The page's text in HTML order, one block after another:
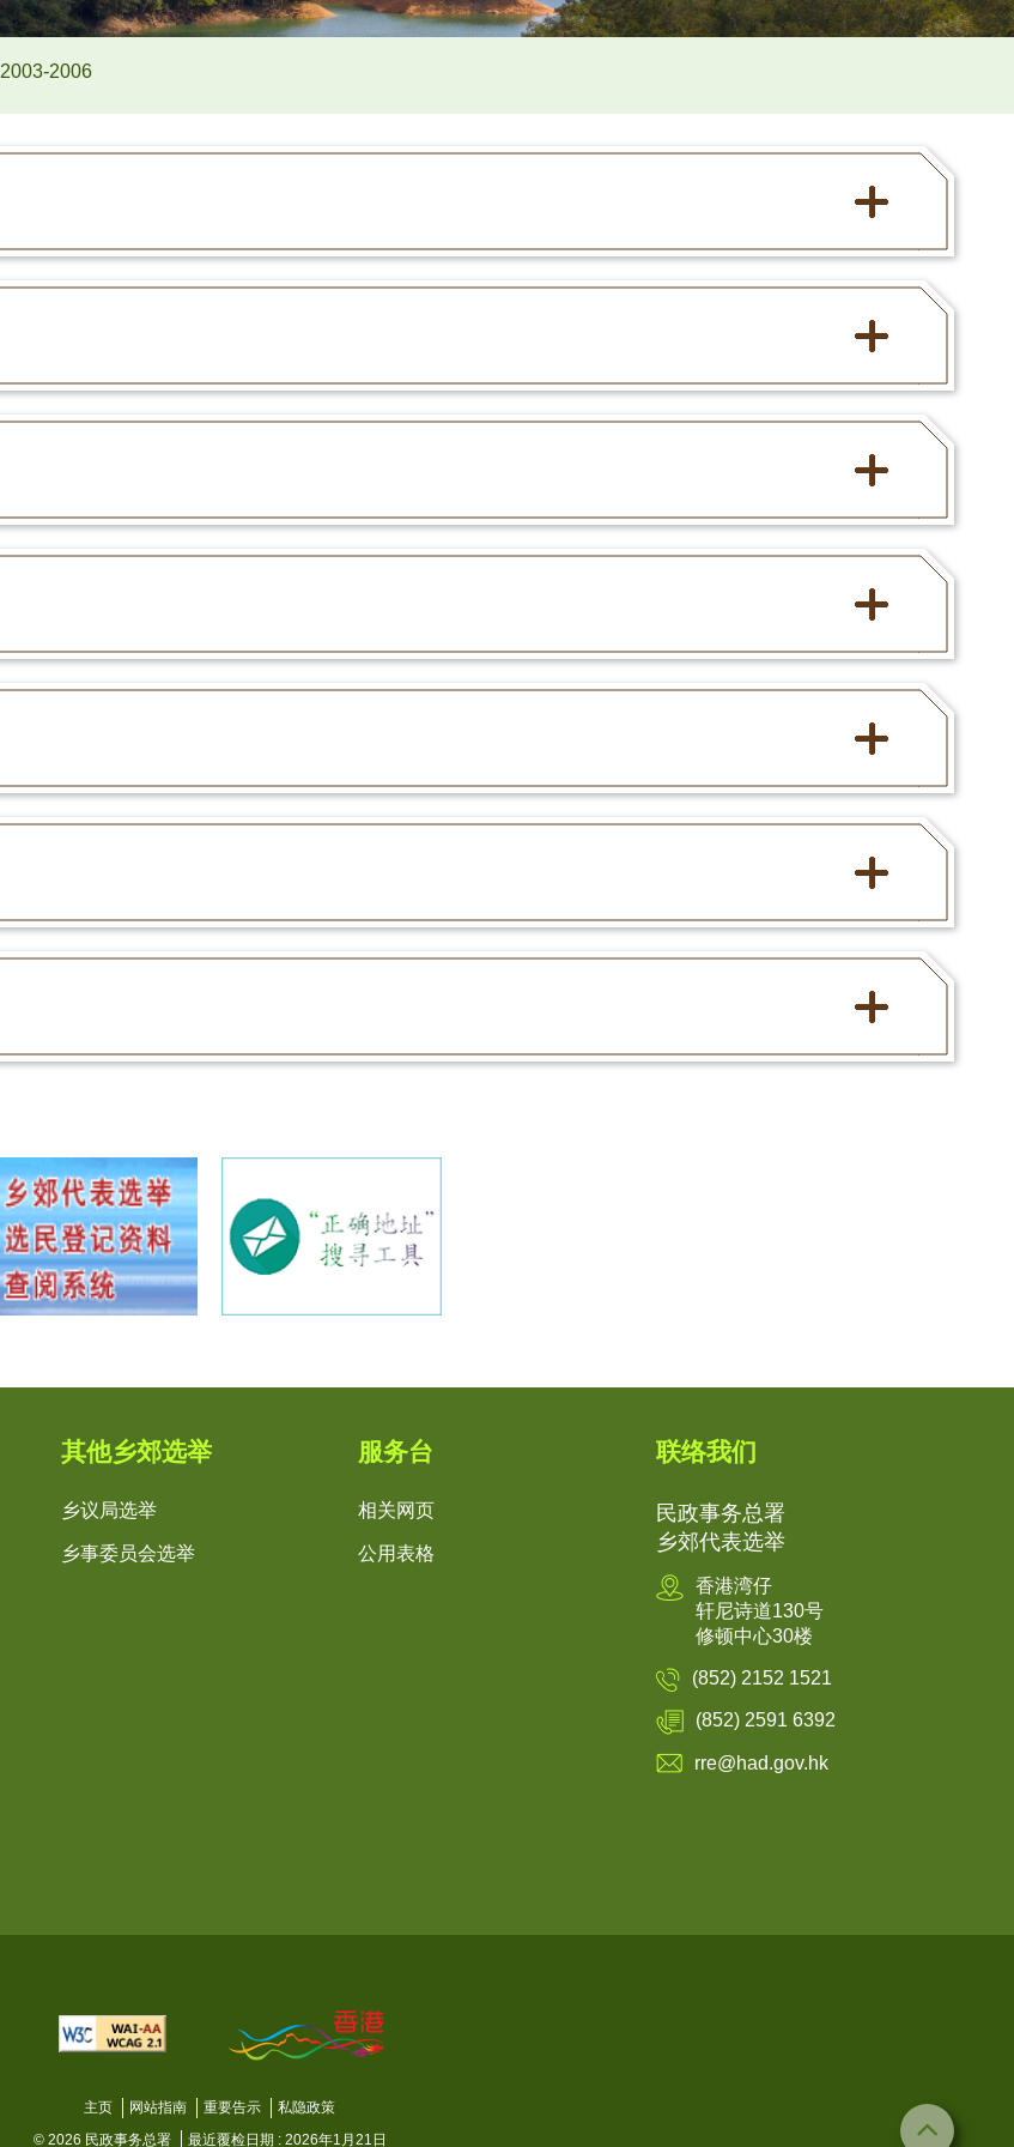
2003-2006
其他乡郊选举
乡议局选举
乡事委员会选举
服务台
相关网页
公用表格
联络我们
民政事务总署
乡郊代表选举
香港湾仔
轩尼诗道130号
修顿中心30楼
(852) 2152 1521
(852) 2591 6392
rre@had.gov.hk
主页 网站指南 重要告示
私隐政策
© 2026 民政事务总署
最近覆检日期 : 2026年1月21日